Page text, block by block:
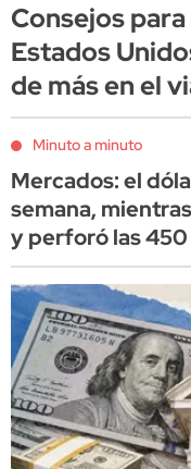
Consejos
Estados
de más en el
Minuto a minuto
Mercados: el
semana,
y perforó las